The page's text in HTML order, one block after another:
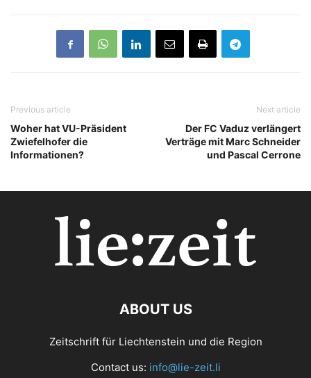
Previous article
Woher hat VU-Präsident
Zwiefelhofer die
Informationen?
Next article
Der FC Vaduz verlängert
Verträge mit Marc Schneider
und Pascal Cerrone
ABOUT US
Zeitschrift für Liechtenstein und die Region
Contact us: info@lie-zeit.li